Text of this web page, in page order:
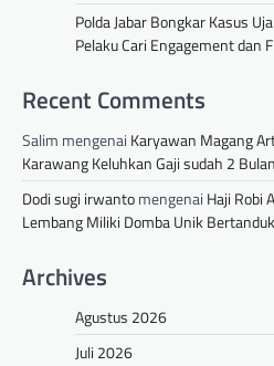
Polda Jabar Bongkar Kasus
Pelaku Cari Engagement dan
Recent Comments
Salim mengenai Karyawan Magang
Karawang Keluhkan Gaji sudah 2
Dodi sugi irwantomengenai Haji Robi
Lembang Miliki Domba Unik
Archives
Agustus 2026
Juli 2026